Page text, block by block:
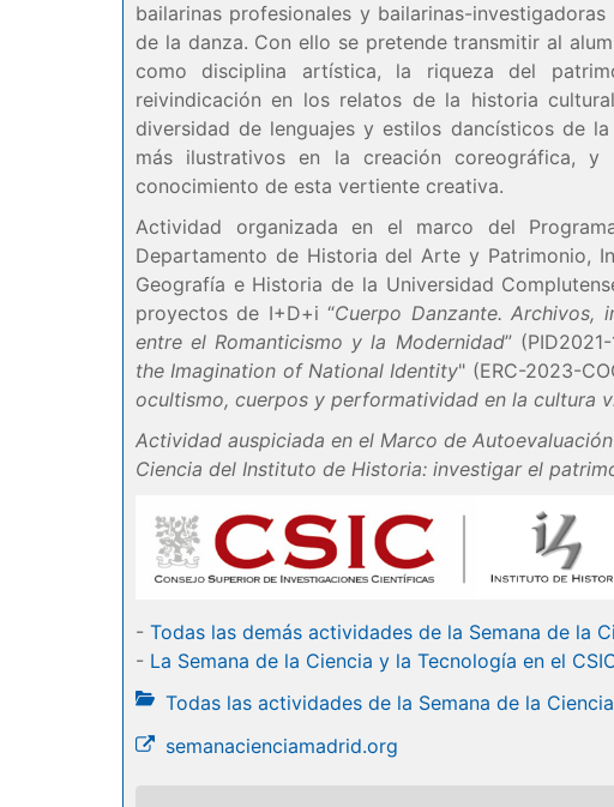
bailarinas profesionales y bailarinas-
de la danza. Con ello se pretende transmitir al
como disciplina artística, la riqueza del
reivindicación en los relatos de la historia
diversidad de lenguajes y estilos dancísticos de
más ilustrativos en la creación coreográfica,
conocimiento de esta vertiente creativa.
Actividad organizada en el marco del
Departamento de Historia del Arte y Patrimonio,
Geografía e Historia de la Universidad
proyectos de I+D+i “Cuerpo Danzante. Archivos,
entre el Romanticismo y la Modernidad”
the Imagination of National Identity" (ERC-2023-
ocultismo, cuerpos y performatividad en la cultura
Actividad auspiciada en el Marco de
Ciencia del Instituto de Historia: investigar el
- Todas las demás actividades de la Semana de la
- La Semana de la Ciencia y la Tecnología en el
Todas las actividades de la Semana de la
semanacienciamadrid.org